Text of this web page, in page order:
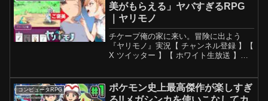
美がもらえる」ヤバすぎるRPG
｜ヤリモノ
チケープ俺の家に来い。冒険に出よう
『ヤリモノ』実況【 チャンネル登録 】【
X ツイッター 】【 ホワイト生放送 】※
定の方とわかるようなコメントもご遠慮
ください。よ...
コンピュータRPG
ポケモン史上最高傑作が楽しすぎ